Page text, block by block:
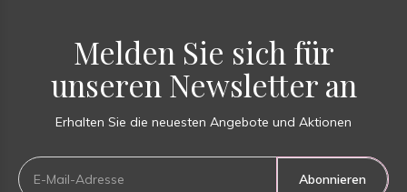
Melden Sie sich für
unseren Newsletter an
Erhalten Sie die neuesten Angebote und Aktionen
Abonnieren